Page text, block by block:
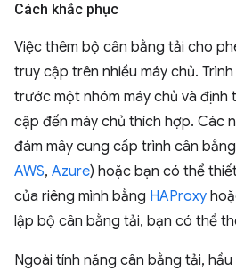
Cách khắc phục
Việc thêm bộ cân bằng tải cho
truy cập trên nhiều máy chủ.
trước một nhóm máy chủ và định
cập đến máy chủ thích hợp. Các
đám mây cung cấp trình cân
AWS, Azure) hoặc bạn có thể
của riêng mình bằng HAProxy
lập bộ cân bằng tải, bạn có thể
Ngoài tính năng cân bằng tải,